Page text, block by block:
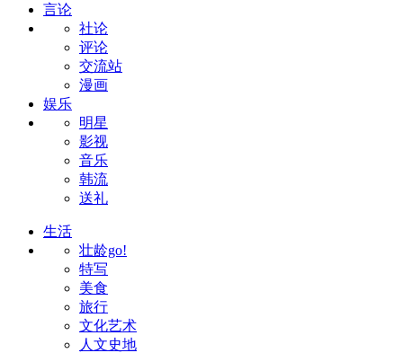
言论
社论
评论
交流站
漫画
娱乐
明星
影视
音乐
韩流
送礼
生活
壮龄go!
特写
美食
旅行
文化艺术
人文史地